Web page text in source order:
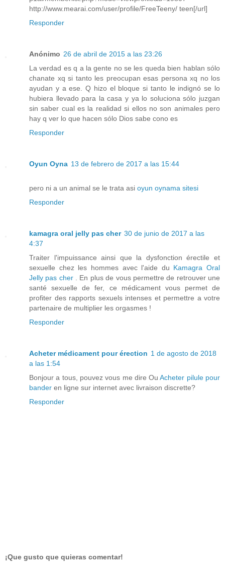
http://www.mearai.com/user/profile/FreeTeeny/ teen[/url]
Responder
Anónimo 26 de abril de 2015 a las 23:26
La verdad es q a la gente no se les queda bien hablan sólo
chanate xq si tanto les preocupan esas persona xq no los
ayudan y a ese. Q hizo el bloque si tanto le indignó se lo
hubiera llevado para la casa y ya lo soluciona sólo juzgan
sin saber cual es la realidad si ellos no son animales pero
hay q ver lo que hacen sólo Dios sabe cono es
Responder
Oyun Oyna 13 de febrero de 2017 a las 15:44
pero ni a un animal se le trata asi oyun oynama sitesi
Responder
kamagra oral jelly pas cher 30 de junio de 2017 a las
4:37
Traiter l'impuissance ainsi que la dysfonction érectile et
sexuelle chez les hommes avec l'aide du Kamagra Oral
Jelly pas cher. En plus de vous permettre de retrouver une
santé sexuelle de fer, ce médicament vous permet de
profiter des rapports sexuels intenses et permettre a votre
partenaire de multiplier les orgasmes !
Responder
Acheter médicament pour érection 1 de agosto de 2018
a las 1:54
Bonjour a tous, pouvez vous me dire OuAcheter pilule pour
bander en ligne sur internet avec livraison discrette?
Responder
¡Que gusto que quieras comentar!